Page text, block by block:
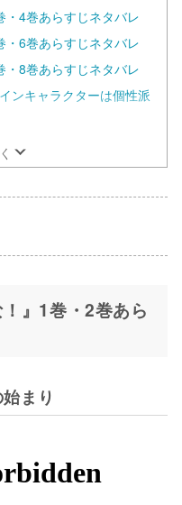
・4巻あらすじネタバレ
・6巻あらすじネタバレ
・8巻あらすじネタバレ
ンキャラクターは個性派
』1巻・2巻あら
まり